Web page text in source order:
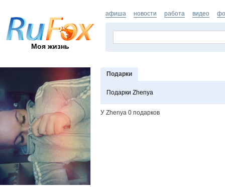
Моя жизнь
афиша новости работа видео
Подарки
Подарки Zhenya
У Zhenya 0 подарков